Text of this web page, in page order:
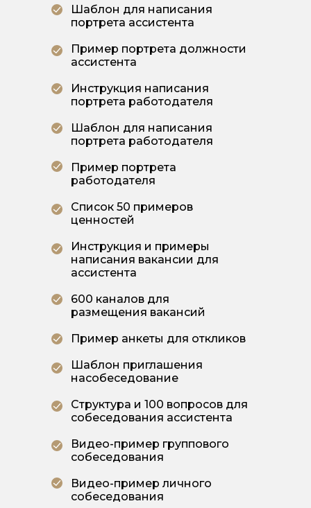
Шаблон для написания
портрета ассистента
Пример портрета должности
ассистента
Инструкция написания
портрета работодателя
Шаблон для написания
портрета работодателя
Пример портрета
работодателя
Список 50 примеров
ценностей
Инструкция и примеры
написания вакансии для
ассистента
600 каналов для
размещения вакансий
Пример анкеты для откликов
Шаблон приглашения
насобеседование
Структура и 100 вопросов для
собеседования ассистента
Видео-пример группового
собеседования
Видео-пример личного
собеседования